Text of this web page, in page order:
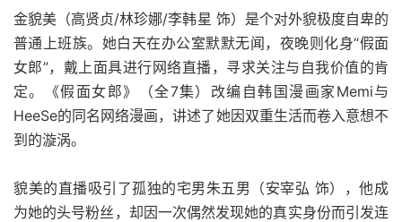
金貌美（高贤贞/林珍娜/李韩星 饰）是个对外貌极度自卑的
普通上班族。她白天在办公室默默无闻，夜晚则化身“假面
女郎”，戴上面具进行网络直播，寻求关注与自我价值的肯
定。《假面女郎》（全7集）改编自韩国漫画家Memi与
HeeSe的同名网络漫画，讲述了她因双重生活而卷入意想不
到的漩涡。
貌美的直播吸引了孤独的宅男朱五男（安宰弘 饰），他成
为她的头号粉丝，却因一次偶然发现她的真实身份而引发连